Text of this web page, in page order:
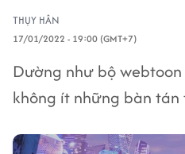
THỤY HÂN
17/01/2022 - 19:00 (GMT+7)
Dường như bộ
không ít những bàn tán